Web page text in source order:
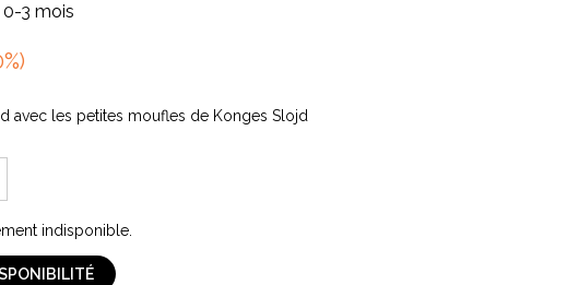
3 mois
avec les petites moufles de Konges Slojd
indisponible.